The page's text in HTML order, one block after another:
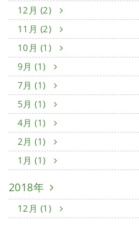
12月 (2)
11月 (2)
10月 (1)
9月 (1)
7月 (1)
5月 (1)
4月 (1)
2月 (1)
1月 (1)
2018年
12月 (1)